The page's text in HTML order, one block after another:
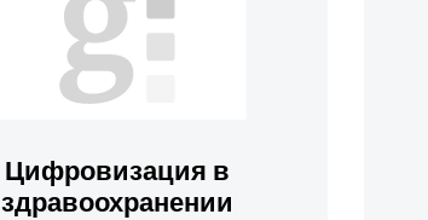
Цифровизация в
здравоохранении